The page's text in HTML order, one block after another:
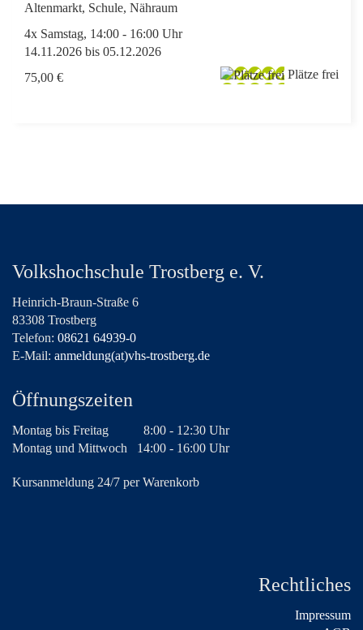
Altenmarkt, Schule, Nähraum
4x Samstag, 14:00 - 16:00 Uhr
14.11.2026 bis 05.12.2026
75,00 €
Plätze frei
Volkshochschule Trostberg e. V.
Heinrich-Braun-Straße 6
83308 Trostberg
Telefon: 08621 64939-0
E-Mail: anmeldung(at)vhs-trostberg.de
Öffnungszeiten
Montag bis Freitag
8:00 - 12:30 Uhr
Montag und Mittwoch 14:00 - 16:00 Uhr
Kursanmeldung 24/7 per Warenkorb
Rechtliches
Impressum